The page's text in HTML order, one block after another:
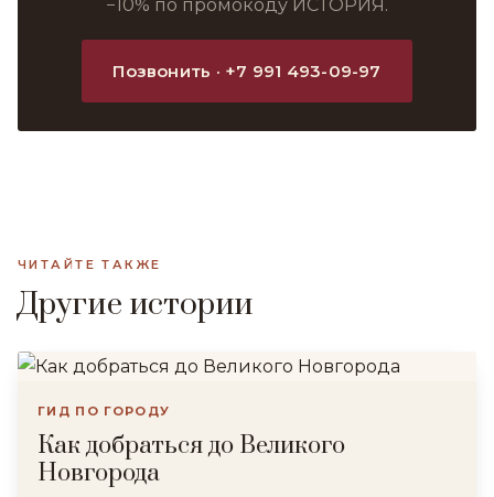
−10% по промокоду ИСТОРИЯ.
Позвонить · +7 991 493-09-97
ЧИТАЙТЕ ТАКЖЕ
Другие истории
ГИД ПО ГОРОДУ
Как добраться до Великого
Новгорода